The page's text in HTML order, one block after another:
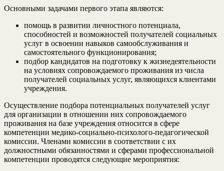
Основными задачами первого этапа являются:
помощь в развитии личностного потенциала,
способностей и возможностей получателей социальных
услуг в освоении навыков самообслуживания и
самостоятельного функционирования;
подбор кандидатов на подготовку к жизнедеятельности
на условиях сопровождаемого проживания из числа
получателей социальных услуг, являющихся клиентами
учреждения.
Осуществление подбора потенциальных получателей услуг
для организации в отношении них сопровождаемого
проживания на базе учреждения относится в сфере
компетенции медико-социально-психолого-педагогической
комиссии. Членами комиссии в соответствии с их
должностными обязанностями и сферами профессиональной
компетенции проводятся следующие мероприятия: